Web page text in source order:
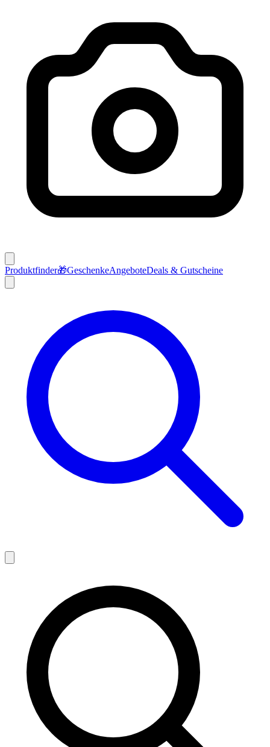
Produktfinder🎁GeschenkeAngeboteDeals & Gutscheine